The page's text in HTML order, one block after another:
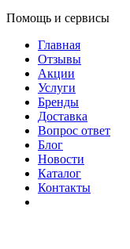
Помощь и сервисы
Главная
Отзывы
Акции
Услуги
Бренды
Доставка
Вопрос ответ
Блог
Новости
Каталог
Контакты